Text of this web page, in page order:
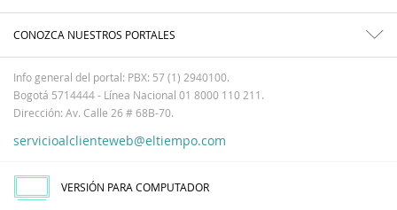
CONOZCA NUESTROS PORTALES
Info general del portal: PBX: 57 (1) 2940100.
Bogotá 5714444 - Línea Nacional 01 8000 110 211.
Dirección: Av. Calle 26 # 68B-70.
servicioalclienteweb@eltiempo.com
VERSIÓN PARA COMPUTADOR